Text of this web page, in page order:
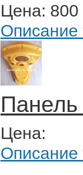
Цена: 800
Описание
Цена:
Описание